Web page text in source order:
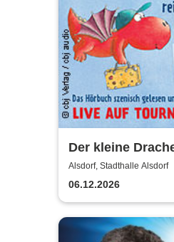
Der kleine
- reist um die Welt
Alsdorf, Stadthalle Alsdorf
06.12.2026